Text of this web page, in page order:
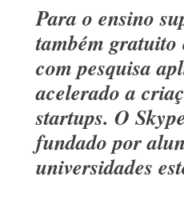
Para o ensino
também
com pesquisa
acelerado a
startups. O
fundado por
universidades